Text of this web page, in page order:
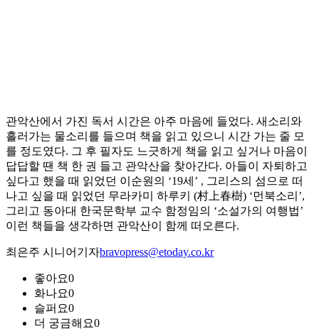
관악산에서 가진 독서 시간은 아주 마음에 들었다. 새소리와
흘러가는 물소리를 들으며 책을 읽고 있으니 시간 가는 줄 모
를 정도였다. 그 후 필자도 느긋하게 책을 읽고 싶거나 마음이
답답할 땐 책 한 권 들고 관악산을 찾아간다. 아들이 자퇴하고
싶다고 했을 때 읽었던 이순원의 ‘19세’ , 그리스의 섬으로 떠
나고 싶을 때 읽었던 무라카미 하루키 (村上春樹) ‘먼북소리’,
그리고 동아대 한국문학부 교수 함정임의 ‘소설가의 여행법’
이런 책들을 생각하면 관악산이 함께 떠오른다.
최은주 시니어기자bravopress@etoday.co.kr
좋아요0
화나요0
슬퍼요0
더 궁금해요0